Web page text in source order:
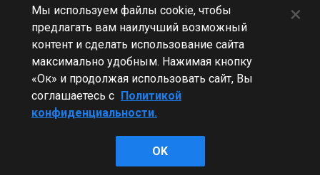
ПЕРЕЙТИ К СПИСКУ ТЕМ
Обсуждение Мира Кораблей
Стиль
Мы используем файлы cookie, чтобы
предлагать вам наилучший возможный
контент и сделать использование сайта
максимально удобным. Нажимая кнопку
«Ок» и продолжая использовать сайт, Вы
соглашаетесь с Политикой
конфиденциальности.
OK
×